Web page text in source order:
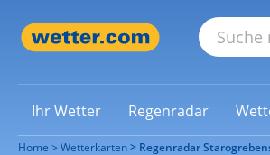
Ihr Wetter Regenradar
Home Wetterkarten Regenradar